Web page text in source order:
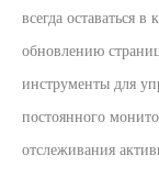
всегда оставаться
обновлению
инструменты для
постоянного
отслеживания